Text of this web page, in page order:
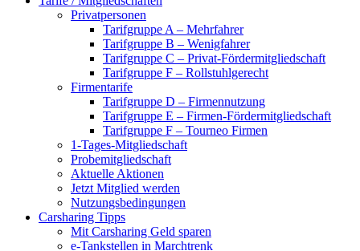
Privatpersonen
Tarifgruppe A – Mehrfahrer
Tarifgruppe B – Wenigfahrer
Tarifgruppe C – Privat-Fördermitgliedschaft
Tarifgruppe F – Rollstuhlgerecht
Firmentarife
Tarifgruppe D – Firmennutzung
Tarifgruppe E – Firmen-Fördermitgliedschaft
Tarifgruppe F – Tourneo Firmen
1-Tages-Mitgliedschaft
Probemitgliedschaft
Aktuelle Aktionen
Jetzt Mitglied werden
Nutzungsbedingungen
Carsharing Tipps
Mit Carsharing Geld sparen
e-Tankstellen in Marchtrenk